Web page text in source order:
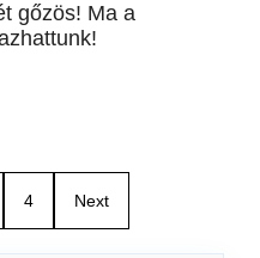
gőzös! Ma a
4 Next